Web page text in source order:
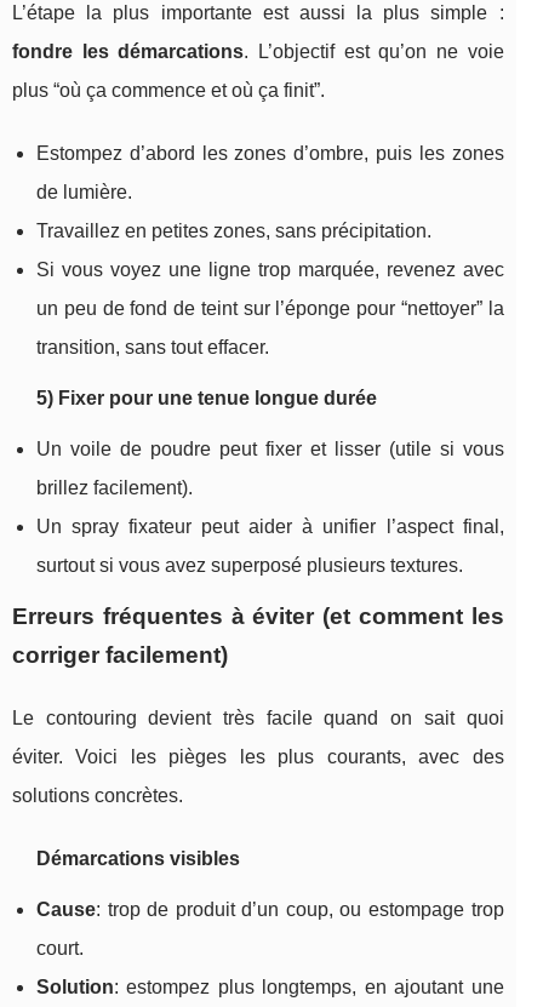
L’étape la plus importante est aussi la plus simple :
fondre les démarcations. L’objectif est qu’on ne voie
plus “où ça commence et où ça finit”.
Estompez d’abord les zones d’ombre, puis les zones
de lumière.
Travaillez en petites zones, sans précipitation.
Si vous voyez une ligne trop marquée, revenez avec
un peu de fond de teint sur l’éponge pour “nettoyer” la
transition, sans tout effacer.
5) Fixer pour une tenue longue durée
Un voile de poudre peut fixer et lisser (utile si vous
brillez facilement).
Un spray fixateur peut aider à unifier l’aspect final,
surtout si vous avez superposé plusieurs textures.
Erreurs fréquentes à éviter (et comment les
corriger facilement)
Le contouring devient très facile quand on sait quoi
éviter. Voici les pièges les plus courants, avec des
solutions concrètes.
Démarcations visibles
Cause: trop de produit d’un coup, ou estompage trop
court.
Solution: estompez plus longtemps, en ajoutant une